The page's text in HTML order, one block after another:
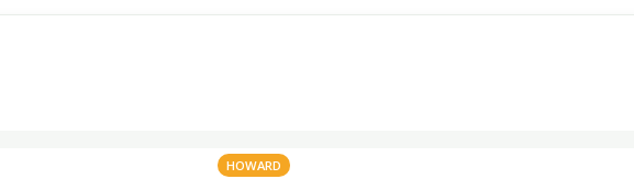
HOWARD